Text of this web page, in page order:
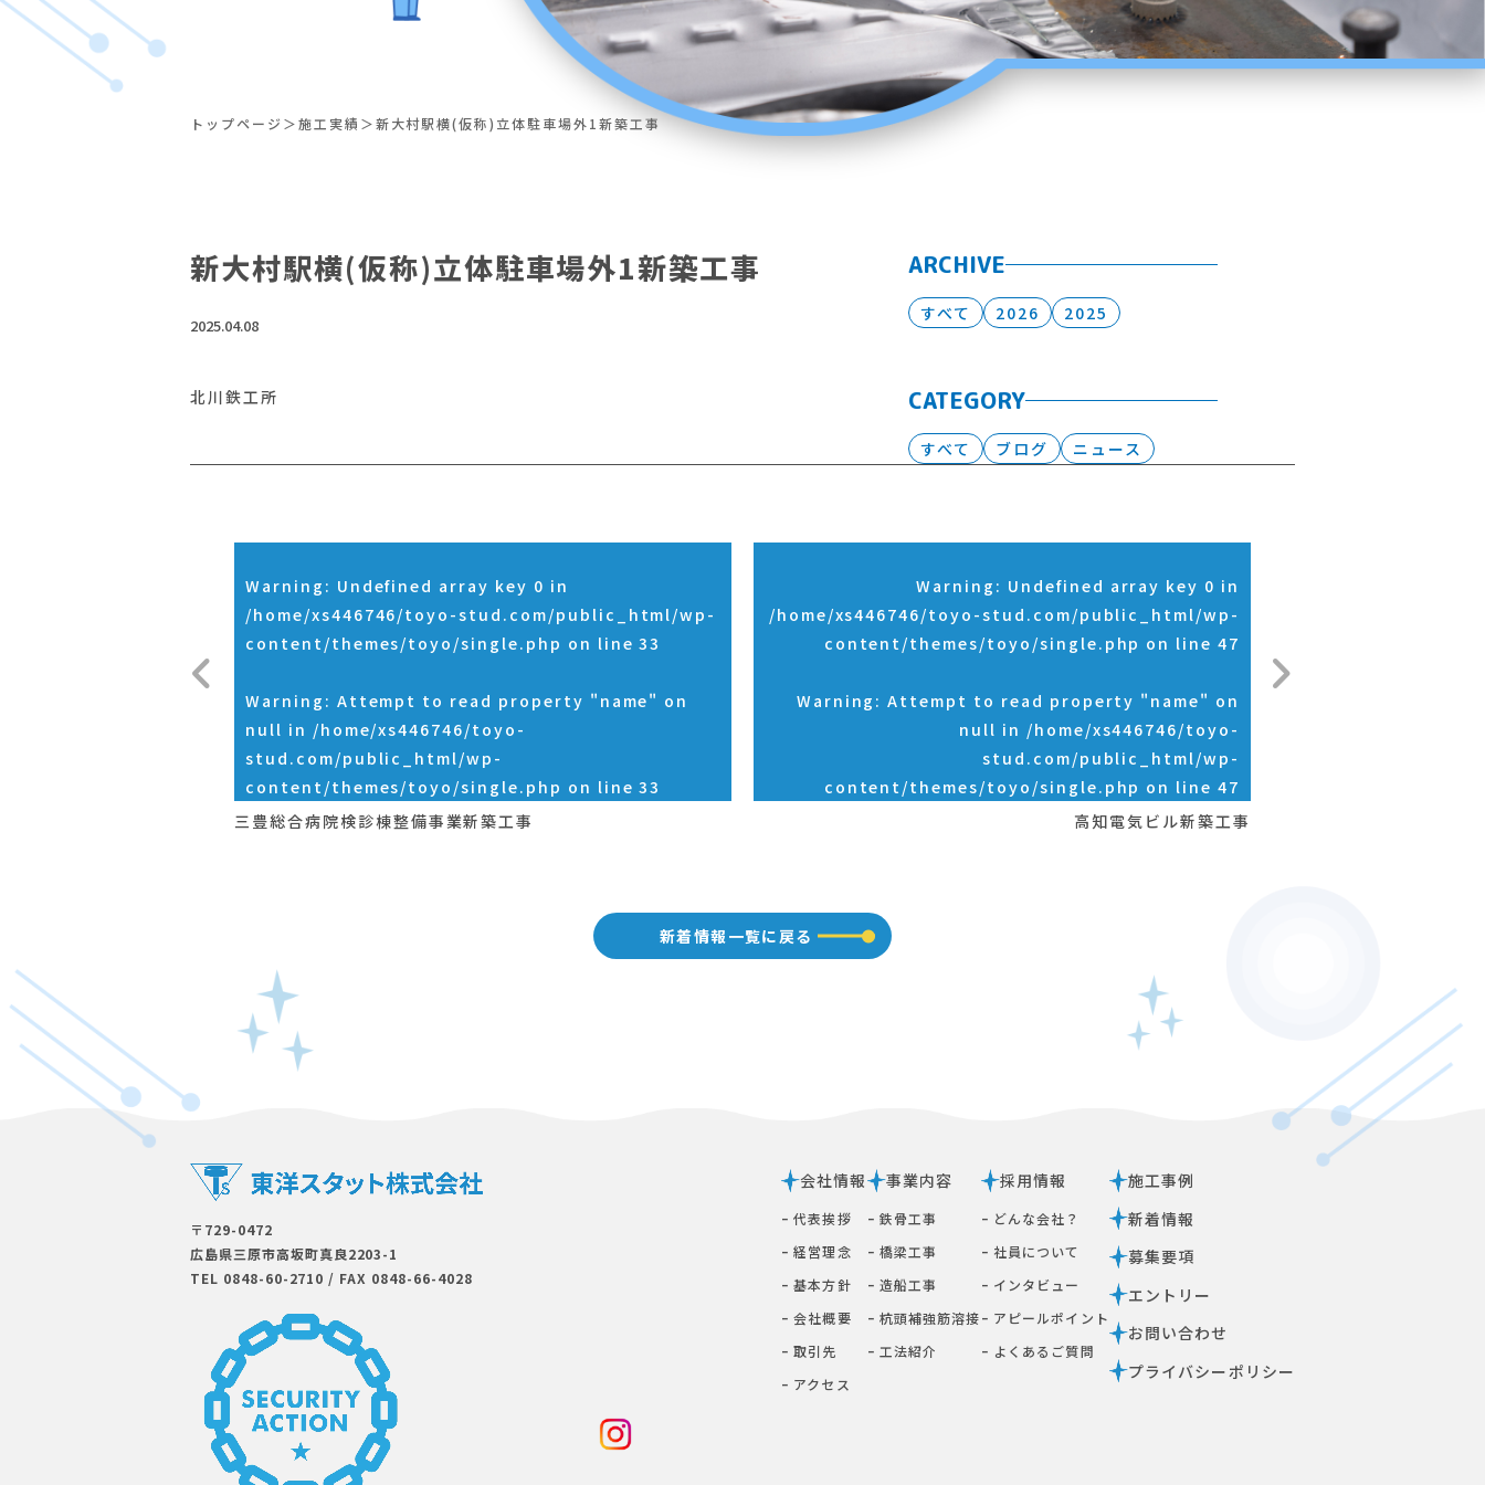
トップページ 施工実績 新大村駅横(仮称)立体駐車場外1新築工事
ARCHIVE
すべて 2026 2025
CATEGORY
すべて ブログ ニュース
新大村駅横(仮称)立体駐車場外1新築工事
2025.04.08
北川鉄工所
Warning : Undefined array key 0 in
/home/xs446746/toyo-stud.com/public_html/wp-
content/themes/toyo/single.php on line33
Warning : Attempt to read property "name" on
null in /home/xs446746/toyo-
stud.com/public_html/wp-
content/themes/toyo/single.php on line33
三豊総合病院検診棟整備事業新築工事
Warning : Undefined array key 0 in
/home/xs446746/toyo-stud.com/public_html/wp-
content/themes/toyo/single.php on line47
Warning : Attempt to read property "name" on
null in /home/xs446746/toyo-
stud.com/public_html/wp-
content/themes/toyo/single.php on line47
高知電気ビル新築工事
新着情報一覧に戻る
〒729-0472
広島県三原市⾼坂町真良2203-1
TEL 0848-60-2710 / FAX 0848-66-4028
会社情報
ｰ 代表挨拶
ｰ 経営理念
ｰ 基本⽅針
ｰ 会社概要
ｰ 取引先
ｰ アクセス
事業内容
ｰ 鉄⾻⼯事
ｰ 橋梁⼯事
ｰ 造船工事
ｰ 杭頭補強筋溶接
ｰ ⼯法紹介
採用情報
ｰ どんな会社？
ｰ 社員について
ｰ インタビュー
ｰ アピールポイント
ｰ よくあるご質問
施工事例
新着情報
募集要項
エントリー
お問い合わせ
プライバシーポリシー